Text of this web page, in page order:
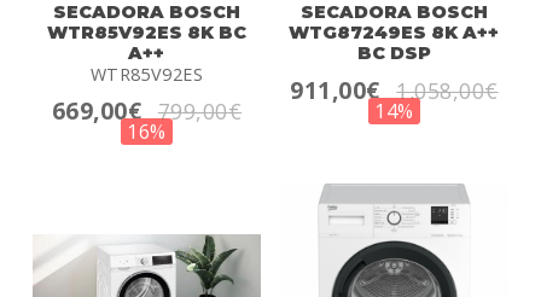
SECADORA BOSCH
WTR85V92ES 8K BC
A++
WTR85V92ES
669,00€ 799,00€
16%
SECADORA BOSCH
WTG87249ES 8K A++
BC DSP
911,00€ 1.058,00€
14%